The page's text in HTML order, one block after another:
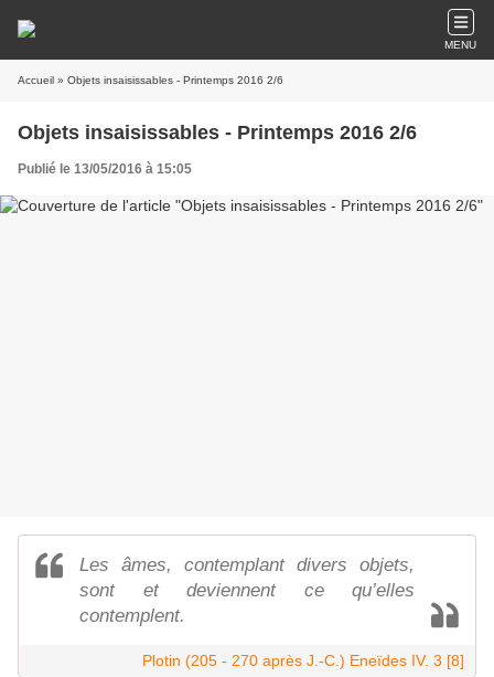
MENU
Accueil » Objets insaisissables - Printemps 2016 2/6
Objets insaisissables - Printemps 2016 2/6
Publié le 13/05/2016 à 15:05
Les âmes, contemplant divers objets,
sont et deviennent ce qu’elles
contemplent.
Plotin (205 - 270 après J.-C.) Eneïdes IV. 3 [8]